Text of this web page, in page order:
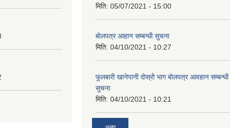
मिति: 05/07/2021 - 15:00
बाेलपत्र आहान सम्बन्धी सुचना
मिति: 04/10/2021 - 10:27
फुलबारी खानेपानी दाेस्राेे भाग बाेलपत्र आवहान सम्बन्धी
सुचना
मिति: 04/10/2021 - 10:21